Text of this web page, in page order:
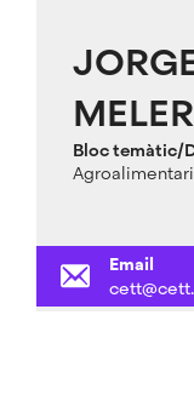
Bloc temàtic/
Email